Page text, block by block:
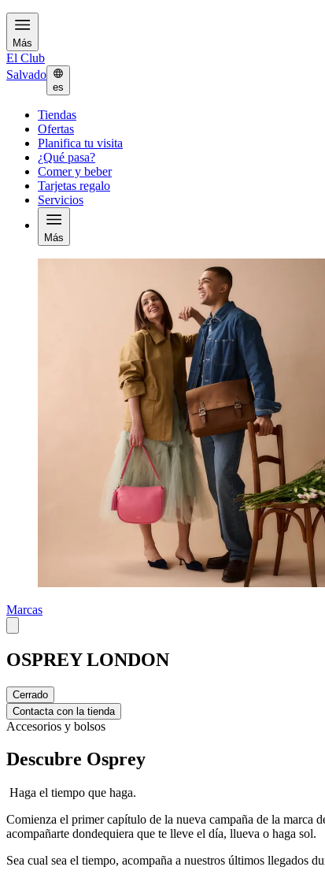
Más
El Club
Salvado
es
Tiendas
Ofertas
Planifica tu visita
¿Qué pasa?
Comer y beber
Tarjetas regalo
Servicios
Más
Marcas
OSPREY LONDON
Cerrado
Contacta con la tienda
Accesorios y bolsos
Descubre Osprey
Haga el tiempo que haga.
Comienza el primer capítulo de la nueva campaña de la marca
acompañarte dondequiera que te lleve el día, llueva o haga sol.
Sea cual sea el tiempo, acompaña a nuestros últimos llegados